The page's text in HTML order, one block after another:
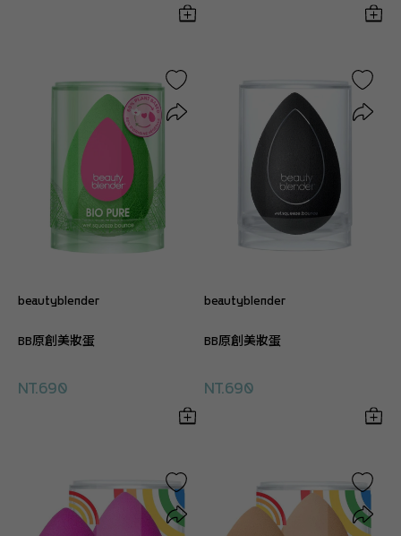
beautyblender
BB原創美妝蛋
NT.690
beautyblender
BB原創美妝蛋
NT.690